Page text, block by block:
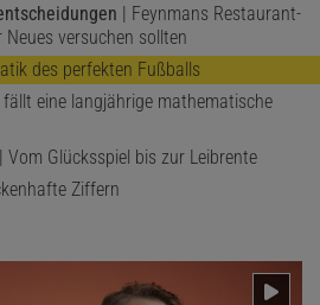
| Feynmans Restaurant-
versuchen sollten
des perfekten Fußballs
fällt eine langjährige mathematische
| Vom Glücksspiel bis zur Leibrente
Ziffern